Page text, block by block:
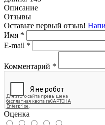
Описание
Отзывы
Оставьте первый отзыв!
Имя *
E-mail *
Комментарий *
Оценка